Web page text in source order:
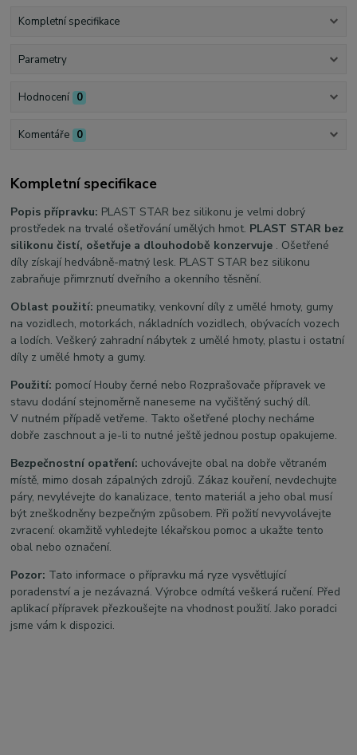
Kompletní specifikace
Parametry
Hodnocení 0
Komentáře 0
Kompletní specifikace
Popis přípravku: PLAST STAR bez silikonu je velmi dobrý
prostředek na trvalé ošetřování umělých hmot. PLAST STAR bez
silikonu čistí, ošetřuje a dlouhodobě konzervuje . Ošetřené
díly získají hedvábně-matný lesk. PLAST STAR bez silikonu
zabraňuje přimrznutí dveřního a okenního těsnění.
Oblast použití: pneumatiky, venkovní díly z umělé hmoty, gumy
na vozidlech, motorkách, nákladních vozidlech, obývacích vozech
a lodích. Veškerý zahradní nábytek z umělé hmoty, plastu i ostatní
díly z umělé hmoty a gumy.
Použití: pomocí Houby černé nebo Rozprašovače přípravek ve
stavu dodání stejnoměrně naneseme na vyčištěný suchý díl.
V nutném případě vetřeme. Takto ošetřené plochy necháme
dobře zaschnout a je-li to nutné ještě jednou postup opakujeme.
Bezpečnostní opatření: uchovávejte obal na dobře větraném
místě, mimo dosah zápalných zdrojů. Zákaz kouření, nevdechujte
páry, nevylévejte do kanalizace, tento materiál a jeho obal musí
být zneškodněny bezpečným způsobem. Při požití nevyvolávejte
zvracení: okamžitě vyhledejte lékařskou pomoc a ukažte tento
obal nebo označení.
Pozor: Tato informace o přípravku má ryze vysvětlující
poradenství a je nezávazná. Výrobce odmítá veškerá ručení. Před
aplikací přípravek přezkoušejte na vhodnost použití. Jako poradci
jsme vám k dispozici.